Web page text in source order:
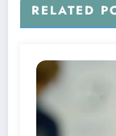
RELATED